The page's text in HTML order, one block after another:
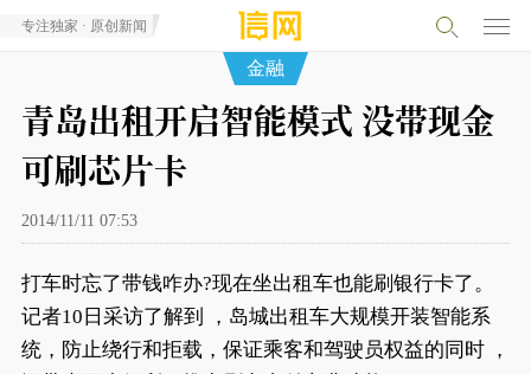
专注独家 · 原创新闻
金融
青岛出租开启智能模式 没带现金
可刷芯片卡
2014/11/11 07:53
打车时忘了带钱咋办?现在坐出租车也能刷银行卡了。
记者10日采访了解到 ，岛城出租车大规模开装智能系
统，防止绕行和拒载，保证乘客和驾驶员权益的同时 ，